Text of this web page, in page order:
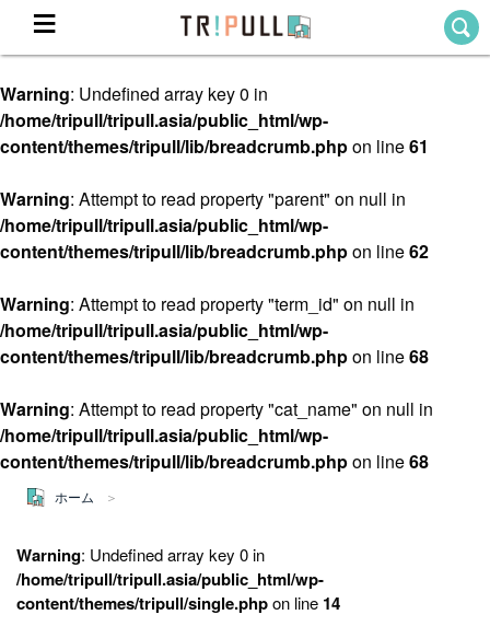
ホーム
Theme
テーマから探す
TRIPULLブログ
About
私たちについて
Warning: Undefined array key 0 in
/home/tripull/tripull.asia/public_html/wp-
content/themes/tripull/lib/breadcrumb.phpon line61
Warning: Attempt to read property "parent" on null in
/home/tripull/tripull.asia/public_html/wp-
content/themes/tripull/lib/breadcrumb.phpon line62
Warning: Attempt to read property "term_id" on null in
/home/tripull/tripull.asia/public_html/wp-
content/themes/tripull/lib/breadcrumb.phpon line68
Warning: Attempt to read property "cat_name" on null in
/home/tripull/tripull.asia/public_html/wp-
content/themes/tripull/lib/breadcrumb.phpon line68
ホーム
Warning: Undefined array key 0 in
/home/tripull/tripull.asia/public_html/wp-
content/themes/tripull/single.phpon line 14